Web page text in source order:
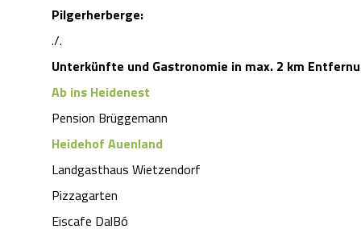
Pilgerherberge:
./.
Unterkünfte und Gastronomie in max. 2 km
Ab ins Heidenest
Pension Brüggemann
Heidehof Auenland
Landgasthaus Wietzendorf
Pizzagarten
Eiscafe DalBó